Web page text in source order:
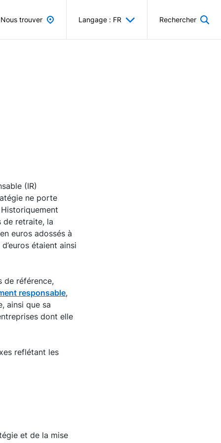
Nous trouver Langage : FR Rechercher
(IR)
ne porte
de retraite, la
euros adossés à
étaient ainsi
de référence,
responsable,
ainsi que sa
dont elle
reflétant les
et de la mise